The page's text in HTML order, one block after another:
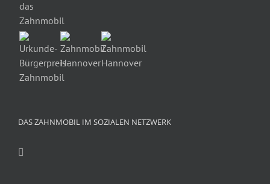
DAS ZAHNMOBIL IM SOZIALEN NETZWERK